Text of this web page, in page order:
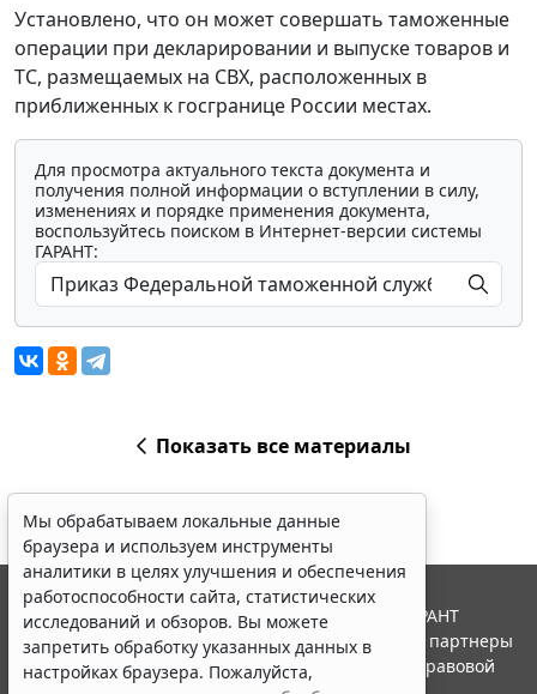
Установлено, что он может совершать таможенные
операции при декларировании и выпуске товаров и
ТС, размещаемых на СВХ, расположенных в
приближенных к госгранице России местах.
Для просмотра актуального текста документа и
получения полной информации о вступлении в силу,
изменениях и порядке применения документа,
воспользуйтесь поиском в Интернет-версии системы
ГАРАНТ:
Показать все материалы
Мы обрабатываем локальные данные
браузера и используем инструменты
аналитики в целях улучшения и обеспечения
работоспособности сайта, статистических
исследований и обзоров. Вы можете
запретить обработку указанных данных в
настройках браузера. Пожалуйста,
© ООО "НПП "ГАРАНТ-СЕРВИС", 2026. Система ГАРАНТ
выпускается с 1990 года. Компания "Гарант" и ее партнеры
являются участниками Российской ассоциации правовой